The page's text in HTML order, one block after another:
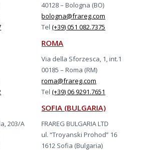
40128 – Bologna (BO)
bologna@frareg.com
Tel(+39) 051 082.7375
ROMA
Via della Sforzesca, 1, int.1
00185 – Roma (RM)
roma@frareg.com
Tel(+39) 06 9291.7651
203/A
SOFIA (BULGARIA)
FRAREG BULGARIA LTD
ul. “Troyanski Prohod” 16
1612 Sofia (Bulgaria)